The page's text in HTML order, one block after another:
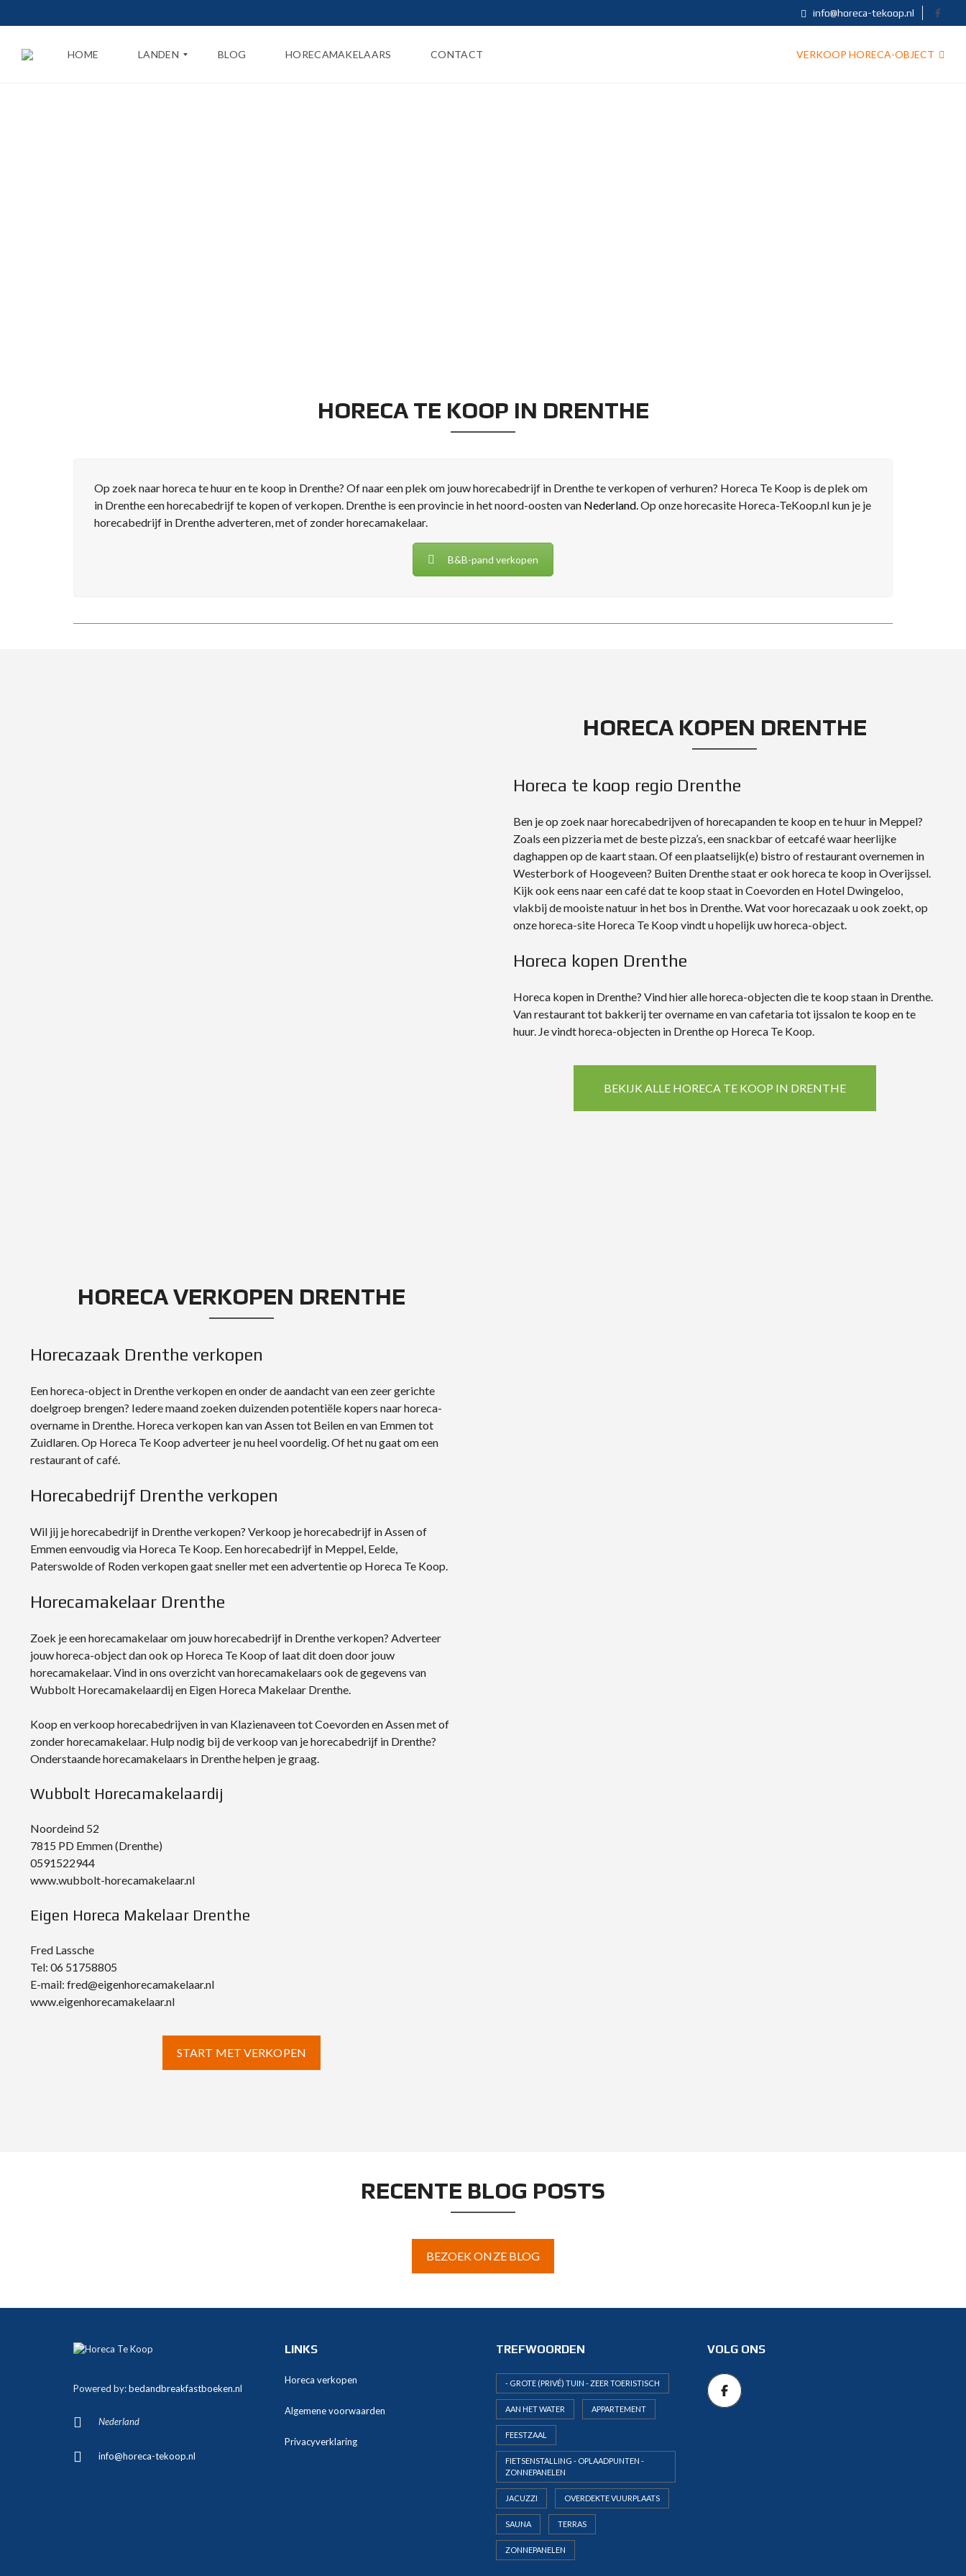
info@horeca-tekoop.nl
HOME LANDEN BLOG HORECAMAKELAARS CONTACT VERKOOP HORECA-OBJECT
HORECA TE KOOP IN DRENTHE
Op zoek naar horeca te huur en te koop in Drenthe? Of naar een plek om jouw horecabedrijf in Drenthe te verkopen of verhuren? Horeca Te Koop is de plek om
in Drenthe een horecabedrijf te kopen of verkopen. Drenthe is een provincie in het noord-oosten van Nederland. Op onze horecasite Horeca-TeKoop.nl kun je je
horecabedrijf in Drenthe adverteren, met of zonder horecamakelaar.
B&B-pand verkopen
HORECA KOPEN DRENTHE
Horeca te koop regio Drenthe
Ben je op zoek naar horecabedrijven of horecapanden te koop en te huur in Meppel?
Zoals een pizzeria met de beste pizza’s, een snackbar of eetcafé waar heerlijke
daghappen op de kaart staan. Of een plaatselijk(e) bistro of restaurant overnemen in
Westerbork of Hoogeveen? Buiten Drenthe staat er ook horeca te koop in Overijssel.
Kijk ook eens naar een café dat te koop staat in Coevorden en Hotel Dwingeloo,
vlakbij de mooiste natuur in het bos in Drenthe. Wat voor horecazaak u ook zoekt, op
onze horeca-site Horeca Te Koop vindt u hopelijk uw horeca-object.
Horeca kopen Drenthe
Horeca kopen in Drenthe? Vind hier alle horeca-objecten die te koop staan in Drenthe.
Van restaurant tot bakkerij ter overname en van cafetaria tot ijssalon te koop en te
huur. Je vindt horeca-objecten in Drenthe op Horeca Te Koop.
BEKIJK ALLE HORECA TE KOOP IN DRENTHE
HORECA VERKOPEN DRENTHE
Horecazaak Drenthe verkopen
Een horeca-object in Drenthe verkopen en onder de aandacht van een zeer gerichte
doelgroep brengen? Iedere maand zoeken duizenden potentiële kopers naar horeca-
overname in Drenthe. Horeca verkopen kan van Assen tot Beilen en van Emmen tot
Zuidlaren. Op Horeca Te Koop adverteer je nu heel voordelig. Of het nu gaat om een
restaurant of café.
Horecabedrijf Drenthe verkopen
Wil jij je horecabedrijf in Drenthe verkopen? Verkoop je horecabedrijf in Assen of
Emmen eenvoudig via Horeca Te Koop. Een horecabedrijf in Meppel, Eelde,
Paterswolde of Roden verkopen gaat sneller met een advertentie op Horeca Te Koop.
Horecamakelaar Drenthe
Zoek je een horecamakelaar om jouw horecabedrijf in Drenthe verkopen? Adverteer
jouw horeca-object dan ook op Horeca Te Koop of laat dit doen door jouw
horecamakelaar. Vind in ons overzicht van horecamakelaars ook de gegevens van
Wubbolt Horecamakelaardij en Eigen Horeca Makelaar Drenthe.
Koop en verkoop horecabedrijven in van Klazienaveen tot Coevorden en Assen met of
zonder horecamakelaar. Hulp nodig bij de verkoop van je horecabedrijf in Drenthe?
Onderstaande horecamakelaars in Drenthe helpen je graag.
Wubbolt Horecamakelaardij
Noordeind 52
7815 PD Emmen (Drenthe)
0591522944
www.wubbolt-horecamakelaar.nl
Eigen Horeca Makelaar Drenthe
Fred Lassche
Tel: 06 51758805
E-mail: fred@eigenhoreca­makelaar.nl
www.eigenhorecamakelaar.nl
START MET VERKOPEN
RECENTE BLOG POSTS
BEZOEK ONZE BLOG
Powered by:bedandbreakfastboeken.nl
Nederland
info@horeca-tekoop.nl
LINKS
Horeca verkopen
Algemene voorwaarden
Privacyverklaring
TREFWOORDEN
- GROTE (PRIVÉ) TUIN - ZEER TOERISTISCH
AAN HET WATER APPARTEMENT
FEESTZAAL
FIETSENSTALLING - OPLAADPUNTEN -
ZONNEPANELEN
JACUZZI OVERDEKTE VUURPLAATS
SAUNA TERRAS
ZONNEPANELEN
VOLG ONS